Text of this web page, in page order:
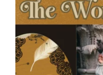
回）
︱
夏
日
湖
濱